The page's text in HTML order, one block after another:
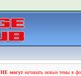
НЕ могутначинать новые темы в